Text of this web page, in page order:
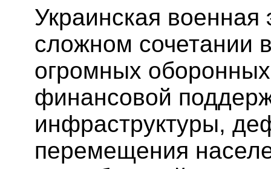
Украинская военная
сложном сочетании
огромных
финансовой
инфраструктуры,
перемещения